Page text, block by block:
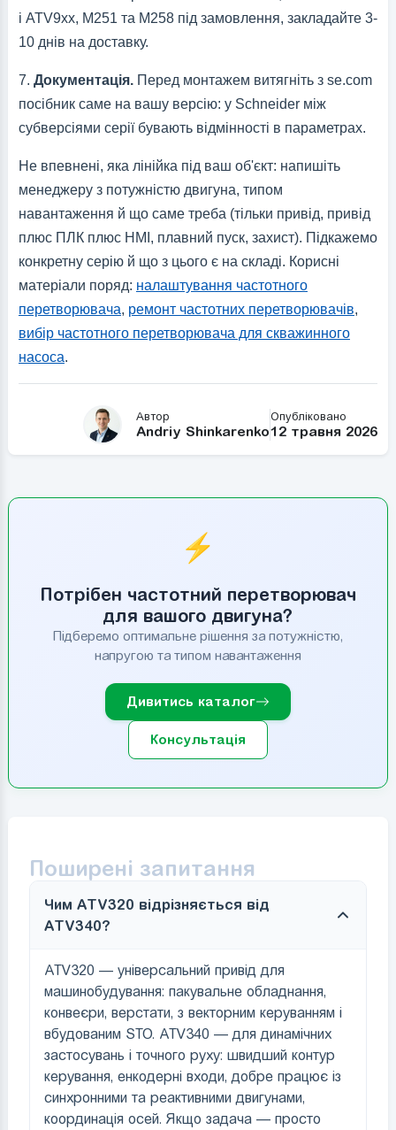
і ATV9xx, M251 та M258 під замовлення, закладайте 3-
10 днів на доставку.
7. Документація.Перед монтажем витягніть з se.com
посібник саме на вашу версію: у Schneider між
субверсіями серії бувають відмінності в параметрах.
Не впевнені, яка лінійка під ваш об'єкт: напишіть
менеджеру з потужністю двигуна, типом
навантаження й що саме треба (тільки привід, привід
плюс ПЛК плюс HMI, плавний пуск, захист). Підкажемо
конкретну серію й що з цього є на складі. Корисні
матеріали поряд: налаштування частотного
перетворювача, ремонт частотних перетворювачів,
вибір частотного перетворювача для скважинного
насоса.
Автор
Andriy Shinkarenko
Опубліковано
12 травня 2026
⚡
Потрібен частотний перетворювач
для вашого двигуна?
Підберемо оптимальне рішення за потужністю,
напругою та типом навантаження
Дивитись каталог
Консультація
Поширені запитання
Чим ATV320 відрізняється від
ATV340?
ATV320 — універсальний привід для
машинобудування: пакувальне обладнання,
конвеєри, верстати, з векторним керуванням і
вбудованим STO. ATV340 — для динамічних
застосувань і точного руху: швидший контур
керування, енкодерні входи, добре працює із
синхронними та реактивними двигунами,
координація осей. Якщо задача — просто